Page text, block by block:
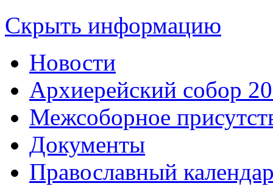
Скрыть информацию
Новости
Архиерейский собор
Межсоборное
Документы
Православный